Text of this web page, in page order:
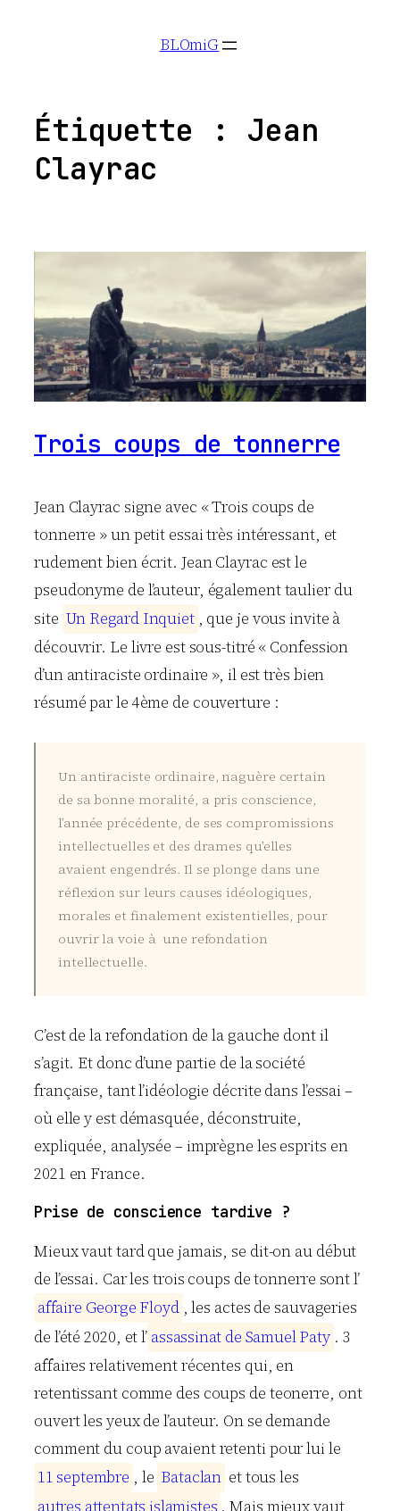
BLOmiG
Étiquette : Jean
Clayrac
Trois coups de tonnerre
Jean Clayrac signe avec « Trois coups de
tonnerre » un petit essai très intéressant, et
rudement bien écrit. Jean Clayrac est le
pseudonyme de l’auteur, également taulier du
site Un Regard Inquiet , que je vous invite à
découvrir. Le livre est sous-titré « Confession
d’un antiraciste ordinaire », il est très bien
résumé par le 4ème de couverture :
Un antiraciste ordinaire, naguère certain
de sa bonne moralité, a pris conscience,
l’année précédente, de ses compromissions
intellectuelles et des drames qu’elles
avaient engendrés. Il se plonge dans une
réflexion sur leurs causes idéologiques,
morales et finalement existentielles, pour
ouvrir la voie à une refondation
intellectuelle.
C’est de la refondation de la gauche dont il
s’agit. Et donc d’une partie de la société
française, tant l’idéologie décrite dans l’essai –
où elle y est démasquée, déconstruite,
expliquée, analysée – imprègne les esprits en
2021 en France.
Prise de conscience tardive ?
Mieux vaut tard que jamais, se dit-on au début
de l’essai. Car les trois coups de tonnerre sont l’
affaire George Floyd , les actes de sauvageries
de l’été 2020, et l’ assassinat de SamuelPaty . 3
affaires relativement récentes qui, en
retentissant comme des coups de teonerre, ont
ouvert les yeux de l’auteur. On se demande
comment du coup avaient retenti pour lui le
11 septembre , le Bataclan et tous les
autres attentats islamistes . Mais mieux vaut